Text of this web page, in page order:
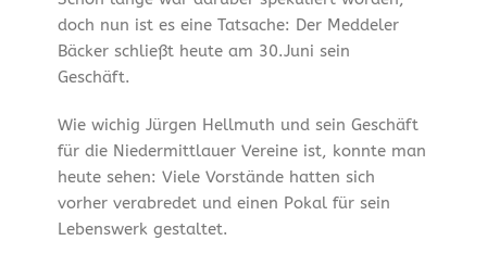
doch nun ist es eine Tatsache: Der Meddeler
Bäcker schließt heute am 30.Juni sein
Geschäft.
Wie wichig Jürgen Hellmuth und sein Geschäft
für die Niedermittlauer Vereine ist, konnte man
heute sehen: Viele Vorstände hatten sich
vorher verabredet und einen Pokal für sein
Lebenswerk gestaltet.